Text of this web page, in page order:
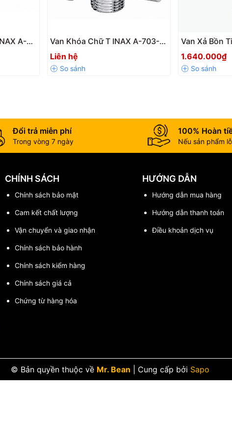
nhất cho Gương Tráng Bạc
A-
Bỉ,
Rò Rỉ
Van Khóa Chữ T INAX A-703-7
Xi Chính Hãng – Khóa Nước,
Giảm Áp Hiệu Quả Cho Bồn
Cầu & Vòi Xịt
Liên hệ
Van Xả Bồn
7V Chính
Nước, Bền Bỉ
Nhật Bản
1.640.000₫
Đổi trả miễn phí
Trong vòng 7 ngày
100% Hoàn
Nếu sản phẩm
CHÍNH SÁCH
Chính sách bảo mật
Cam kết chất lượng
Vận chuyển và giao nhận
Chính sách bảo hành
Chính sách kiểm hàng
Chính sách giá cả
Chứng từ hàng hóa
HƯỚNG DẪN
Hướng dẫn mua hàng
Hướng dẫn thanh toán
Điều khoản dịch vụ
© Bản quyền thuộc về Mr. Bean Cung cấp bởi Sapo